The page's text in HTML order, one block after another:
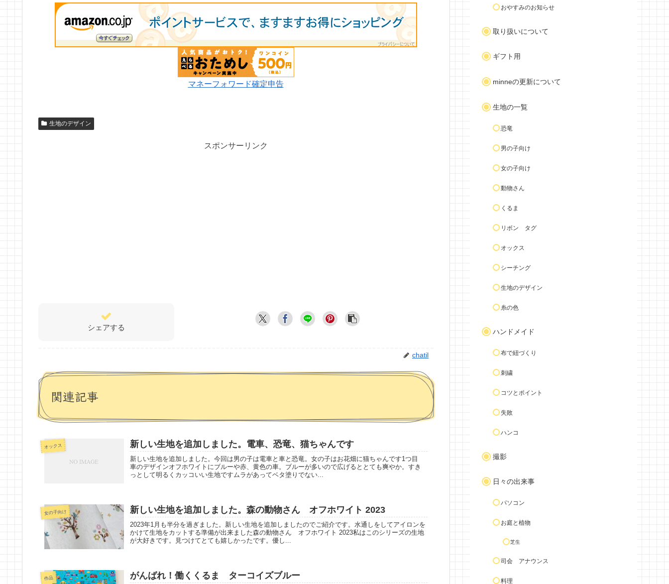
マネーフォワード確定申告
生地のデザイン
スポンサーリンク
シェアする
chatil
関連記事
オックス 新しい生地を追加しました。電車、恐竜、猫ちゃんです
新しい生地を追加しました。今回は男の子は電車と車と恐竜。女の子はお花畑に猫ちゃんです1つ目
車のデザインオフホワイトにブルーや赤、黄色の車。ブルーが多いので広げるととても爽やか。すき
っとして明るくカッコいい生地ですムラがあってベタ塗りでない...
女の子向け 新しい生地を追加しました。森の動物さん オフホワイト 2023
2023年1月も半分を過ぎました。新しい生地を追加しましたのでご紹介です。水通しをしてアイロンを
かけて生地をカットする準備が出来ました森の動物さん オフホワイト 2023私はこのシリーズの生地
が大好きです。見つけてとても嬉しかったです。優し...
作品 がんばれ！働くくるま ターコイズブルー
おやすみのお知らせ
取り扱いについて
ギフト用
minneの更新について
生地の一覧
恐竜
男の子向け
女の子向け
動物さん
くるま
リボン タグ
オックス
シーチング
生地のデザイン
糸の色
ハンドメイド
布で紐づくり
刺繍
コツとポイント
失敗
ハンコ
撮影
日々の出来事
パソコン
お庭と植物
芝生
司会 アナウンス
料理